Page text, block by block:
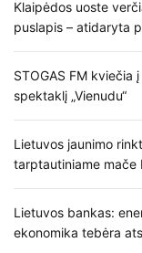
Klaipėdos uoste
puslapis – atidaryta
STOGAS FM kviečia
spektaklį „Vienudu“
Lietuvos jaunimo
tarptautiniame mače
Lietuvos bankas:
ekonomika tebėra